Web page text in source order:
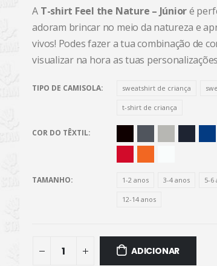
A T-shirt Feel the Nature – Júnioré
adoram brincar no meio da natureza e
vivos! Podes fazer a tua combinação de
visualizar na hora as tuas
TIPO DE CAMISOLA sweatshirt de criança
t-shirt de criança
COR DO TÊXTIL
TAMANHO 1-2 anos 3-4 anos 5-6
12-14 anos
ADICIONAR